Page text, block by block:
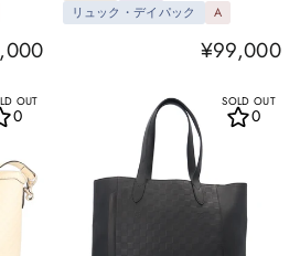
リュック・デイパック
A
¥99,000
OUT
0
SOLD OUT
0